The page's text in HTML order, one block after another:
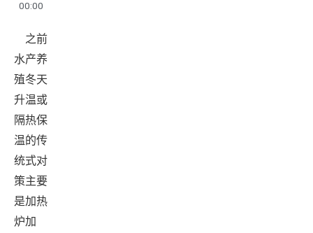
00:00
之前
水产养
殖冬天
升温或
隔热保
温的传
统式对
策主要
是加热
炉加